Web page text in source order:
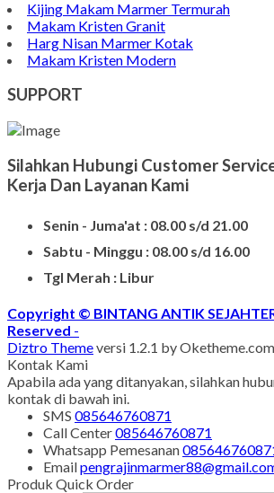
Kijing Makam Marmer Termurah
Makam Kristen Granit
Harg Nisan Marmer Kotak
Makam Kristen Modern
SUPPORT
Silahkan Hubungi Customer
Kerja Dan Layanan Kami
Senin - Juma'at : 08.00 s/d 21.00
Sabtu - Minggu : 08.00 s/d 16.00
Tgl Merah : Libur
Copyright © BINTANG ANTIK
Reserved -
Diztro Themeversi 1.2.1 by Oketheme.com
Kontak Kami
Apabila ada yang ditanyakan, silahkan
kontak di bawah ini.
SMS 085646760871
Call Center085646760871
Whatsapp Pemesanan
Email
Produk Quick Order